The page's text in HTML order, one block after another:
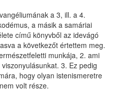
a 3, ill. a 4.
a másik a samáriai
című könyvből az idevágó
a következőt értettem meg.
munkája, 2. ami
3. Ez pedig
hogy olyan istenismeretre
volt része.